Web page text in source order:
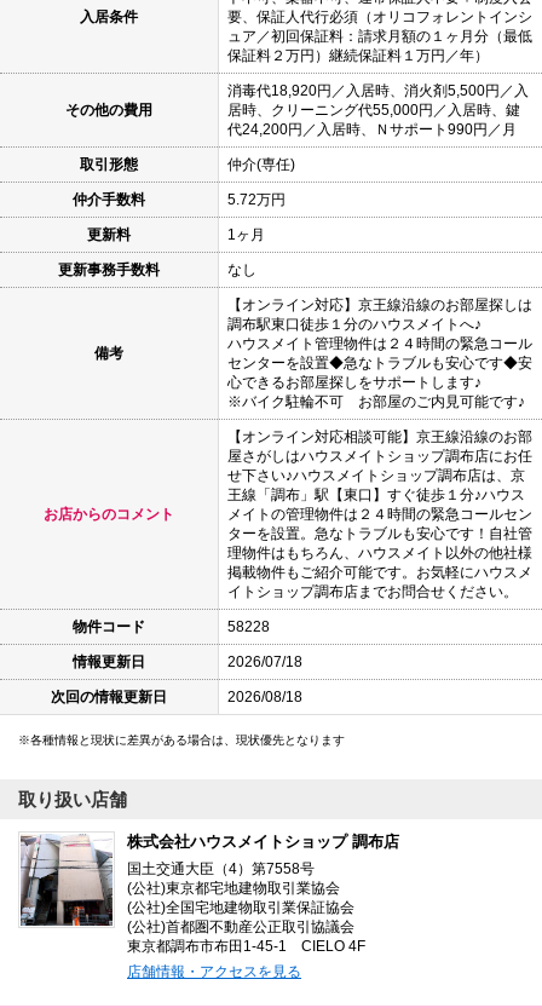
入居条件
要、保証人代行必須（オリコフォレントインシ
ュア／初回保証料：請求月額の１ヶ月分（最低
保証料２万円）継続保証料１万円／年）
その他の費用
消毒代18,920円／入居時、消火剤5,500円／入
居時、クリーニング代55,000円／入居時、鍵
代24,200円／入居時、Ｎサポート990円／月
取引形態 仲介(専任)
仲介手数料 5.72万円
更新料 1ヶ月
更新事務手数料 なし
備考
【オンライン対応】京王線沿線のお部屋探しは
調布駅東口徒歩１分のハウスメイトへ♪
ハウスメイト管理物件は２４時間の緊急コール
センターを設置◆急なトラブルも安心です◆安
心できるお部屋探しをサポートします♪
※バイク駐輪不可 お部屋のご内見可能です♪
お店からのコメント
【オンライン対応相談可能】京王線沿線のお部
屋さがしはハウスメイトショップ調布店にお任
せ下さい♪ハウスメイトショップ調布店は、京
王線「調布」駅【東口】すぐ徒歩１分♪ハウス
メイトの管理物件は２４時間の緊急コールセン
ターを設置。急なトラブルも安心です！自社管
理物件はもちろん、ハウスメイト以外の他社様
掲載物件もご紹介可能です。お気軽にハウスメ
イトショップ調布店までお問合せください。
物件コード 58228
情報更新日 2026/07/18
次回の情報更新日 2026/08/18
各種情報と現状に差異がある場合は、現状優先となります
取り扱い店舗
株式会社ハウスメイトショップ 調布店
国土交通大臣（4）第7558号
(公社)東京都宅地建物取引業協会
(公社)全国宅地建物取引業保証協会
(公社)首都圏不動産公正取引協議会
東京都調布市布田1-45-1 CIELO 4F
店舗情報・アクセスを見る